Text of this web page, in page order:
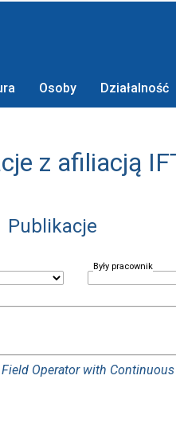
Osoby Działalność
z afiliacją
Publikacje
Były pracownik
Operator with